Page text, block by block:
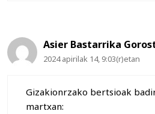
Asier Bastarrika
2024 apirilak 14, 9:03(r)etan
Gizakionrzako bertsioak
martxan: